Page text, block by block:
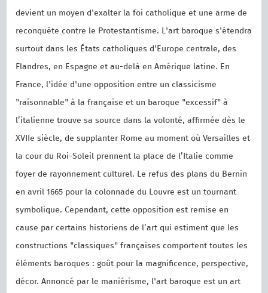
devient un moyen d'exalter la foi catholique et une arme de
reconquête contre le Protestantisme. L'art baroque s'étendra
surtout dans les États catholiques d'Europe centrale, des
Flandres, en Espagne et au-delà en Amérique latine. En
France, l'idée d'une opposition entre un classicisme
"raisonnable" à la française et un baroque "excessif" à
l’italienne trouve sa source dans la volonté, affirmée dès le
XVIIe siècle, de supplanter Rome au moment où Versailles et
la cour du Roi-Soleil prennent la place de l’Italie comme
foyer de rayonnement culturel. Le refus des plans du Bernin
en avril 1665 pour la colonnade du Louvre est un tournant
symbolique. Cependant, cette opposition est remise en
cause par certains historiens de l’art qui estiment que les
constructions "classiques" françaises comportent toutes les
éléments baroques : goût pour la magnificence, perspective,
décor. Annoncé par le maniérisme, l'art baroque est un art